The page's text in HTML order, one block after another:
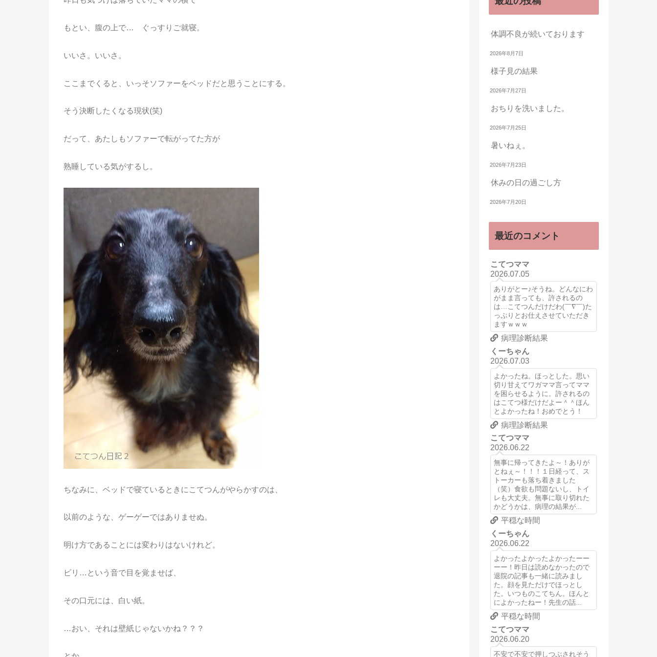
もとい、腹の上で… ぐっすりご就寝。
いいさ。いいさ。
ここまでくると、いっそソファーをベッドだと思うことにする。
そう決断したくなる現状(笑)
だって、あたしもソファーで転がってた方が
熟睡している気がするし。
ちなみに、ベッドで寝ているときにこてつんがやらかすのは、
以前のような、ゲーゲーではありませぬ。
明け方であることには変わりはないけれど。
ビリ…という音で目を覚ませば、
その口元には、白い紙。
…おい、それは壁紙じゃないかね？？？
体調不良が続いております
2026年8月7日
様子見の結果
2026年7月27日
おちりを洗いました。
2026年7月25日
暑いねぇ。
2026年7月23日
休みの日の過ごし方
2026年7月20日
最近のコメント
こてつママ
2026.07.05
ありがとー♪そうね。どんなにわ
がまま言っても、許されるの
は…こてつんだけだわ(￣∇￣)た
っぷりとお仕えさせていただき
ますｗｗｗ
病理診断結果
くーちゃん
2026.07.03
よかったね。ほっとした。思い
切り甘えてワガママ言ってママ
を困らせるように。許されるの
はこてつ様だけだよー＾＾ほん
とよかったね！おめでとう！
病理診断結果
こてつママ
2026.06.22
無事に帰ってきたよ～！ありが
とねぇ～！！！１日経って、ス
トーカーも落ち着きました
（笑）食欲も問題ないし、トイ
レも大丈夫。無事に取り切れた
かどうかは、病理の結果が...
平穏な時間
くーちゃん
2026.06.22
よかったよかったよかったーー
ーー！昨日は読めなかったので
退院の記事も一緒に読みまし
た。顔を見ただけでほっとし
た。いつものこてちん。ほんと
によかったねー！先生の話...
平穏な時間
こてつママ
2026.06.20
不安で不安で押しつぶされそう